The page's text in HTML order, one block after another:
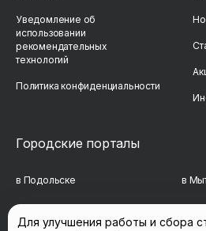
Уведомление об
использовании
рекомендательных
технологий
Политика конфиденциальности
Городские порталы
в Подольске в
Для улучшения работы и сбора